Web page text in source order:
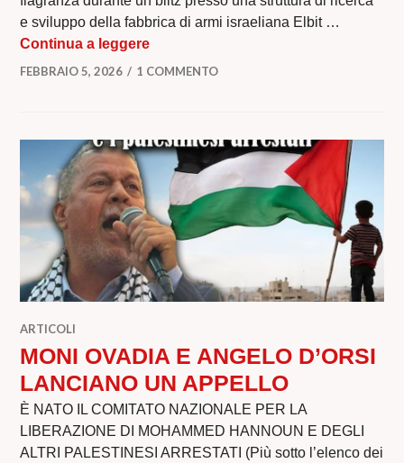
e sviluppo della fabbrica di armi israeliana Elbit …
Continua a leggereVINCERE SI PUÒ di Daniela Di Marco
FEBBRAIO 5, 2026 1 COMMENTO
ARTICOLI
MONI OVADIA E ANGELO D’ORSI
LANCIANO UN APPELLO
È NATO IL COMITATO NAZIONALE PER LA
LIBERAZIONE DI MOHAMMED HANNOUN E DEGLI
ALTRI PALESTINESI ARRESTATI (Più sotto l’elenco dei